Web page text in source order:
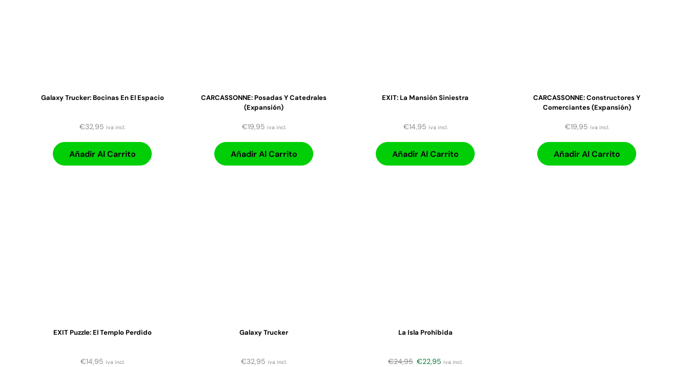
Galaxy Trucker: Bocinas En El Espacio
€32,95 iva incl.
Añadir Al Carrito
CARCASSONNE: Posadas Y Catedrales
(expansión)
€19,95 iva incl.
Añadir Al Carrito
EXIT: La Mansión Siniestra
€14,95 iva incl.
Añadir Al Carrito
CARCASSONNE: Constructores Y
Comerciantes (expansión)
€19,95 iva incl.
Añadir Al Carrito
EXIT Puzzle: El Templo Perdido
€14,95 iva incl.
Galaxy Trucker
€32,95 iva incl.
La Isla Prohibida
€24,95 €22,95 iva incl.